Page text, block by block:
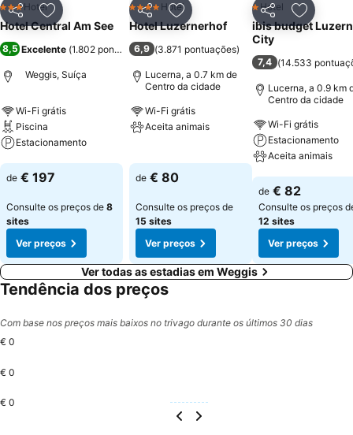
PartilharAdicionar aos favoritos
3 Estrelas
Hotel
Hotel Central Am See
8,5 Excelente (1.802 pontuações)
Weggis, Suíça
Wi-Fi grátis
Piscina
Estacionamento
Ver preços
de € 197
Consulte os preços de 8
sites
Ver preços
PartilharAdicionar aos favoritos
4 EstrelasHotel
Hotel Luzernerhof
6,9 (3.871 pontuações)
Lucerna, a 0.7 km de
Centro da cidade
Wi-Fi grátis
Aceita animais
de € 80
Consulte os preços de
15 sites
Ver preços
Partilhar
1 Estrelas
Hotel
ibis budget Luzern
City
7,4 (14.533
Lucerna, a 0.9 km
Centro da cidade
Wi-Fi grátis
Estacionamento
Aceita animais
Ver preços
de € 82
Consulte os preços
12 sites
Ver preços
Ver todas as estadias em Weggis
Tendência dos preços
Com base nos preços mais baixos no trivago durante os últimos 30 dias
€ 0
€ 0
€ 0